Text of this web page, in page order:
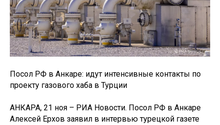
Посол РФ в Анкаре: идут интенсивные контакты по
проекту газового хаба в Турции
АНКАРА, 21 ноя – РИА Новости. Посол РФ в Анкаре
Алексей Ерхов заявил в интервью турецкой газете